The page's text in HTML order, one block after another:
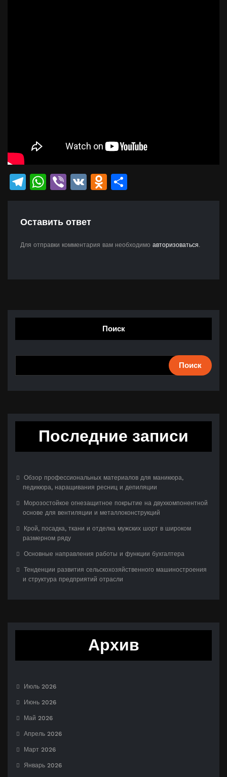
Telegram
WhatsApp
Viber
VK Odnoklassniki
Оставить ответ
Для отправки комментария вам необходимо авторизоваться.
Поиск
Поиск
Последние записи
Обзор профессиональных материалов для маникюра,
педикюра, наращивания ресниц и депиляции
Морозостойкое огнезащитное покрытие на двухкомпонентной
основе для вентиляции и металлоконструкций
Крой, посадка, ткани и отделка мужских шорт в широком
размерном ряду
Основные направления работы и функции бухгалтера
Тенденции развития сельскохозяйственного машиностроения
и структура предприятий отрасли
Архив
Июль 2026
Июнь 2026
Май 2026
Апрель 2026
Март 2026
Январь 2026